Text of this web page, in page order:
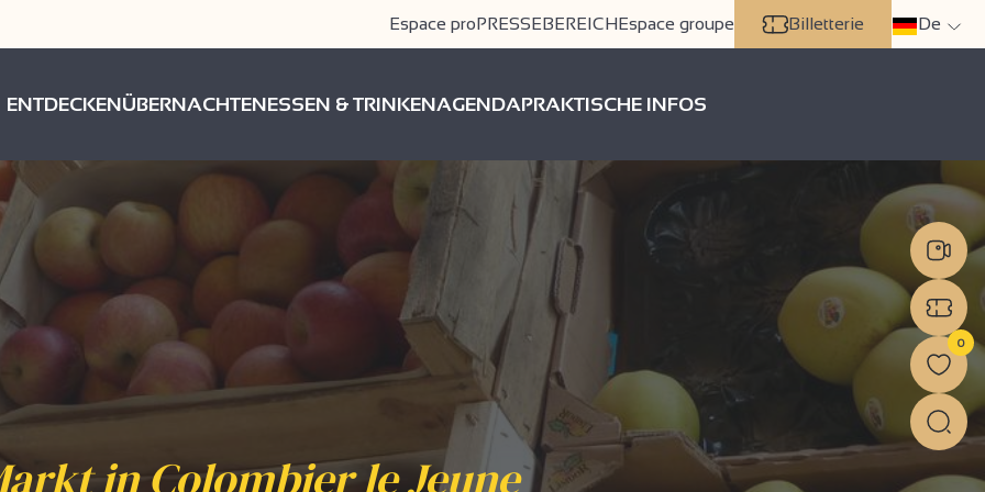
Espace proPRESSEBEREICHEspace groupe Billetterie De
ENTDECKENÜBERNACHTENESSEN & TRINKENAGENDAPRAKTISCHE INFOS
in Colombier le Jeune
0